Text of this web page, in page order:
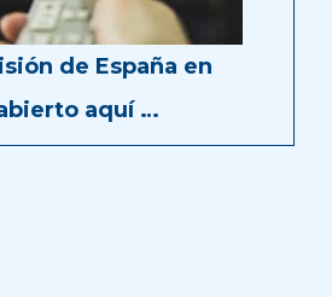
de España en
aquí …